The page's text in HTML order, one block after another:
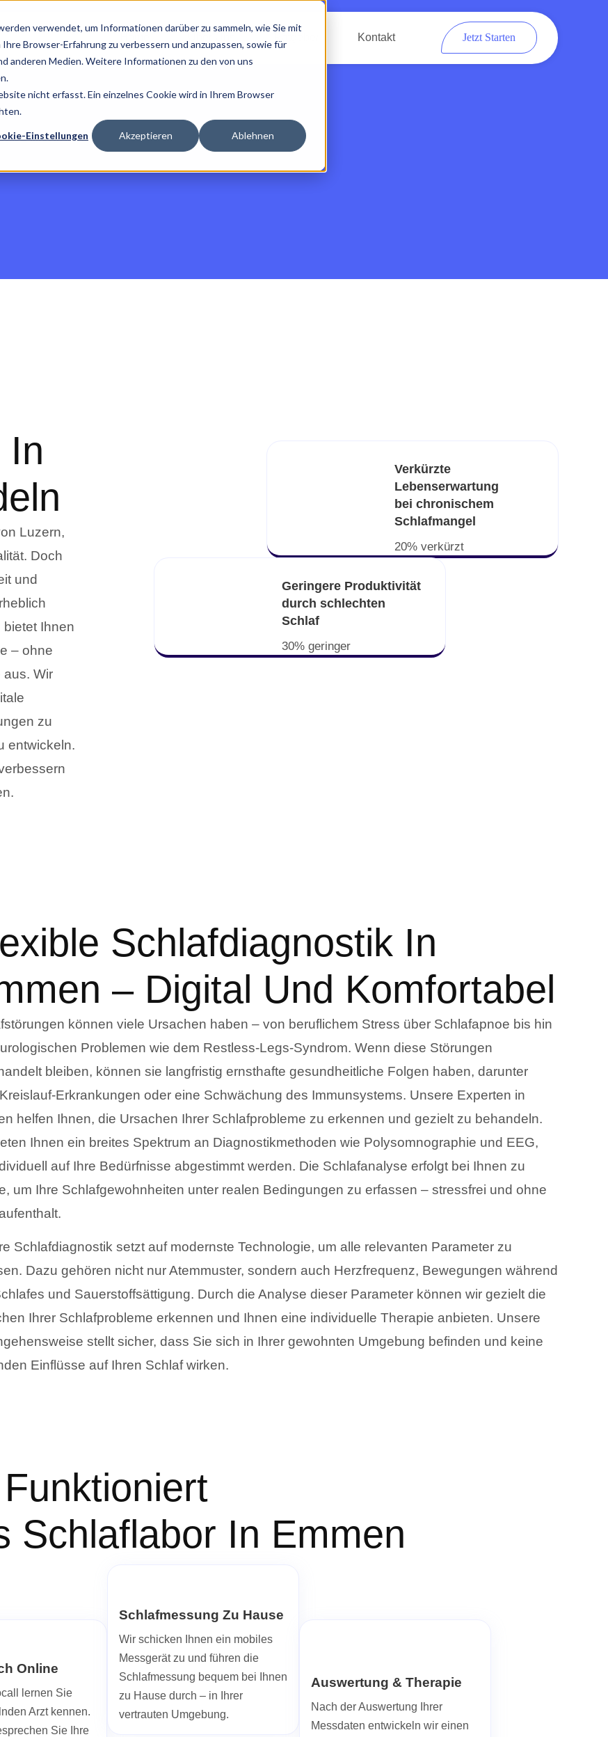
verwendet, um Informationen darüber zu sammeln, wie Sie mit
Browser-Erfahrung zu verbessern und anzupassen, sowie für
anderen Medien. Weitere Informationen zu den von uns
nicht erfasst. Ein einzelnes Cookie wird in Ihrem Browser
Einstellungen Akzeptieren Ablehnen
Kontakt Jetzt Starten
In
Luzern,
Doch
und
bietet Ihnen
– ohne
aus. Wir
zu
entwickeln.
Verkürzte
Lebenserwartung
bei chronischem
Schlafmangel
20% verkürzt
Geringere Produktivität
durch schlechten
Schlaf
30% geringer
Schlafdiagnostik In
– Digital Und Komfortabel
können viele Ursachen haben – von beruflichem Stress über Schlafapnoe bis hin
Problemen wie dem Restless-Legs-Syndrom. Wenn diese Störungen
bleiben, können sie langfristig ernsthafte gesundheitliche Folgen haben, darunter
Erkrankungen oder eine Schwächung des Immunsystems. Unsere Experten in
helfen Ihnen, die Ursachen Ihrer Schlafprobleme zu erkennen und gezielt zu behandeln.
Ihnen ein breites Spektrum an Diagnostikmethoden wie Polysomnographie und EEG,
auf Ihre Bedürfnisse abgestimmt werden. Die Schlafanalyse erfolgt bei Ihnen zu
um Ihre Schlafgewohnheiten unter realen Bedingungen zu erfassen – stressfrei und ohne
Schlafdiagnostik setzt auf modernste Technologie, um alle relevanten Parameter zu
Dazu gehören nicht nur Atemmuster, sondern auch Herzfrequenz, Bewegungen während
und Sauerstoffsättigung. Durch die Analyse dieser Parameter können wir gezielt die
Ihrer Schlafprobleme erkennen und Ihnen eine individuelle Therapie anbieten. Unsere
stellt sicher, dass Sie sich in Ihrer gewohnten Umgebung befinden und keine
Einflüsse auf Ihren Schlaf wirken.
Schlaflabor In Emmen
Online
lernen Sie
Arzt kennen.
Sie Ihre
Schlafmessung Zu Hause
Wir schicken Ihnen ein mobiles
Messgerät zu und führen die
Schlafmessung bequem bei Ihnen
zu Hause durch – in Ihrer
vertrauten Umgebung.
Auswertung & Therapie
Nach der Auswertung Ihrer
Messdaten entwickeln wir einen